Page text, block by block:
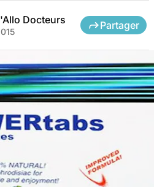
Docteurs Partager